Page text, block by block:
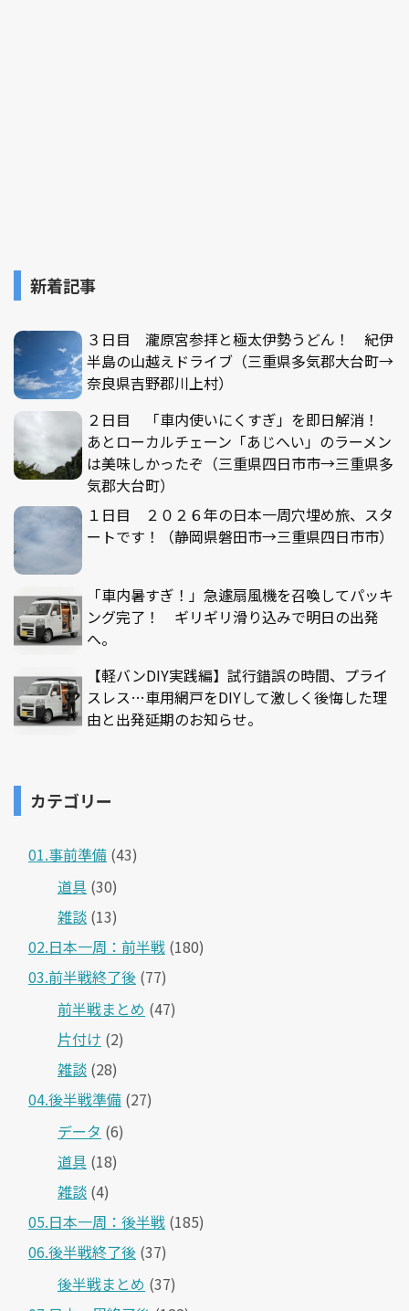
新着記事
３日目 瀧原宮参拝と極太伊勢うどん！ 紀伊
半島の山越えドライブ（三重県多気郡大台町→
奈良県吉野郡川上村）
２日目 「車内使いにくすぎ」を即日解消！
あとローカルチェーン「あじへい」のラーメン
は美味しかったぞ（三重県四日市市→三重県多
気郡大台町）
１日目 ２０２６年の日本一周穴埋め旅、スタ
ートです！（静岡県磐田市→三重県四日市市）
「車内暑すぎ！」急遽扇風機を召喚してパッキ
ング完了！ ギリギリ滑り込みで明日の出発
へ。
【軽バンDIY実践編】試行錯誤の時間、プライ
スレス…車用網戸をDIYして激しく後悔した理
由と出発延期のお知らせ。
カテゴリー
01.事前準備 (43)
道具 (30)
雑談 (13)
02.日本一周：前半戦 (180)
03.前半戦終了後 (77)
前半戦まとめ (47)
片付け (2)
雑談 (28)
04.後半戦準備 (27)
データ (6)
道具 (18)
雑談 (4)
05.日本一周：後半戦 (185)
06.後半戦終了後 (37)
後半戦まとめ (37)